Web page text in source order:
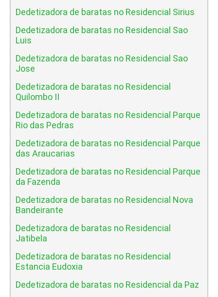
Dedetizadora de baratas no Residencial Sirius
Dedetizadora de baratas no Residencial Sao
Luis
Dedetizadora de baratas no Residencial Sao
Jose
Dedetizadora de baratas no Residencial
Quilombo II
Dedetizadora de baratas no Residencial Parque
Rio das Pedras
Dedetizadora de baratas no Residencial Parque
das Araucarias
Dedetizadora de baratas no Residencial Parque
da Fazenda
Dedetizadora de baratas no Residencial Nova
Bandeirante
Dedetizadora de baratas no Residencial
Jatibela
Dedetizadora de baratas no Residencial
Estancia Eudoxia
Dedetizadora de baratas no Residencial da Paz